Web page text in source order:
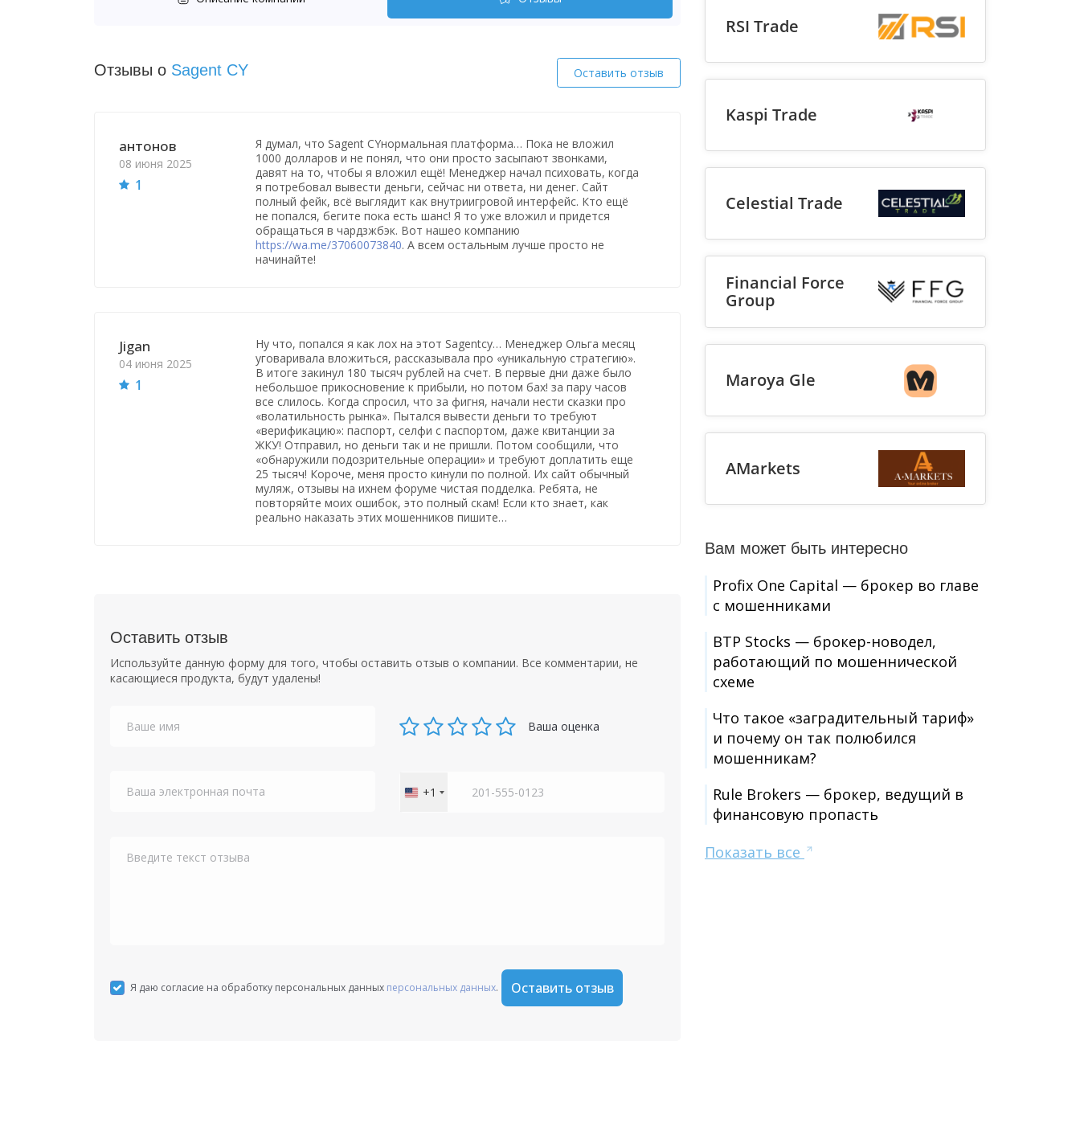
Отзывы о Sagent CY Оставить отзыв
антонов
08 июня 2025
1
Я думал, что Sagent CYнормальная платформа… Пока не вложил
1000 долларов и не понял, что они просто засыпают звонками,
давят на то, чтобы я вложил ещё! Менеджер начал психовать, когда
я потребовал вывести деньги, сейчас ни ответа, ни денег. Сайт
полный фейк, всё выглядит как внутриигровой интерфейс. Кто ещё
не попался, бегите пока есть шанс! Я то уже вложил и придется
обращаться в чардзжбэк. Вот нашео компанию
https://wa.me/37060073840. А всем остальным лучше просто не
начинайте!
Jigan
04 июня 2025
1
Ну что, попался я как лох на этот Sagentcy… Менеджер Ольга месяц
уговаривала вложиться, рассказывала про «уникальную стратегию».
В итоге закинул 180 тысяч рублей на счет. В первые дни даже было
небольшое прикосновение к прибыли, но потом бах! за пару часов
все слилось. Когда спросил, что за фигня, начали нести сказки про
«волатильность рынка». Пытался вывести деньги то требуют
«верификацию»: паспорт, селфи с паспортом, даже квитанции за
ЖКУ! Отправил, но деньги так и не пришли. Потом сообщили, что
«обнаружили подозрительные операции» и требуют доплатить еще
25 тысяч! Короче, меня просто кинули по полной. Их сайт обычный
муляж, отзывы на ихнем форуме чистая подделка. Ребята, не
повторяйте моих ошибок, это полный скам! Если кто знает, как
реально наказать этих мошенников пишите…
Оставить отзыв
Используйте данную форму для того, чтобы оставить отзыв о компании. Все комментарии, не
касающиеся продукта, будут удалены!
Ваша оценка
United
+1
Я даю согласие на обработку персональных данных персональных данных. Оставить отзыв
RSI Trade
Kaspi Trade
Celestial Trade
Financial Force
Group
Maroya Gle
AMarkets
Вам может быть интересно
Profix One Capital — брокер во главе
с мошенниками
BTP Stocks — брокер-новодел,
работающий по мошеннической
схеме
Что такое «заградительный тариф»
и почему он так полюбился
мошенникам?
Rule Brokers — брокер, ведущий в
финансовую пропасть
Показать все